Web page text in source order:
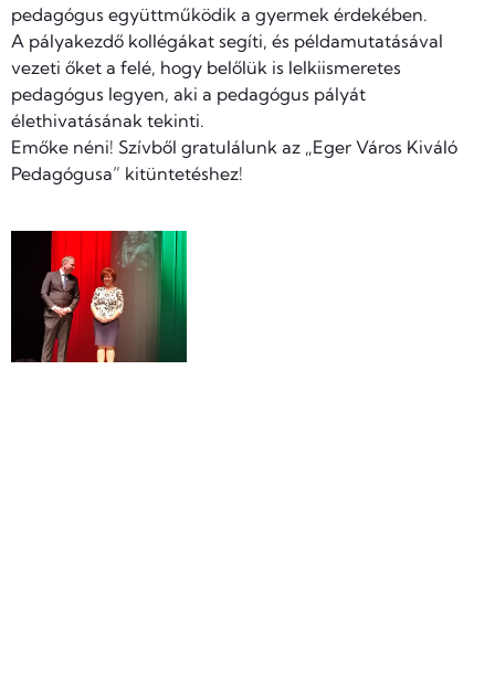
pedagógus együttműködik a gyermek érdekében.
A pályakezdő kollégákat segíti, és példamutatásával
vezeti őket a felé, hogy belőlük is lelkiismeretes
pedagógus legyen, aki a pedagógus pályát
élethivatásának tekinti.
Emőke néni! Szívből gratulálunk az „Eger Város Kiváló
Pedagógusa” kitüntetéshez!